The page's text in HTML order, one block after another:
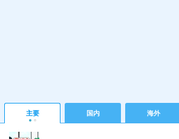
主要 国内 海外